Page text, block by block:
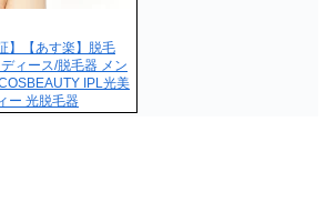
】【あす楽】脱毛
ィース/脱毛器 メン
IPL光美
ー 光脱毛器